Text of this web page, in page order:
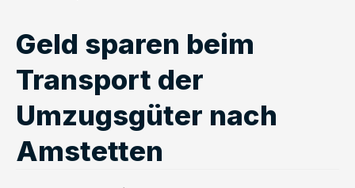
Geld sparen beim
Transport der
Umzugsgüter nach
Amstetten